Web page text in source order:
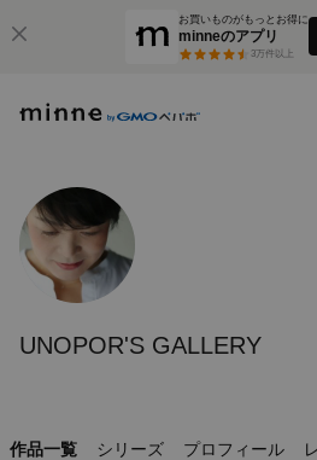
お買いものがもっとお得に
minneのアプリ
3万件以上
UNOPOR'S GALLERY
作品一覧 シリーズ プロフィール